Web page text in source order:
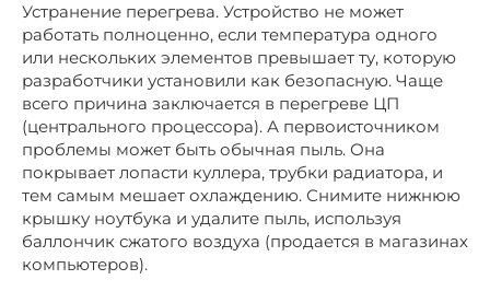
Устранение перегрева. Устройство не может
работать полноценно, если температура одного
или нескольких элементов превышает ту, которую
разработчики установили как безопасную. Чаще
всего причина заключается в перегреве ЦП
(центрального процессора). А первоисточником
проблемы может быть обычная пыль. Она
покрывает лопасти куллера, трубки радиатора, и
тем самым мешает охлаждению. Снимите нижнюю
крышку ноутбука и удалите пыль, используя
баллончик сжатого воздуха (продается в магазинах
компьютеров).